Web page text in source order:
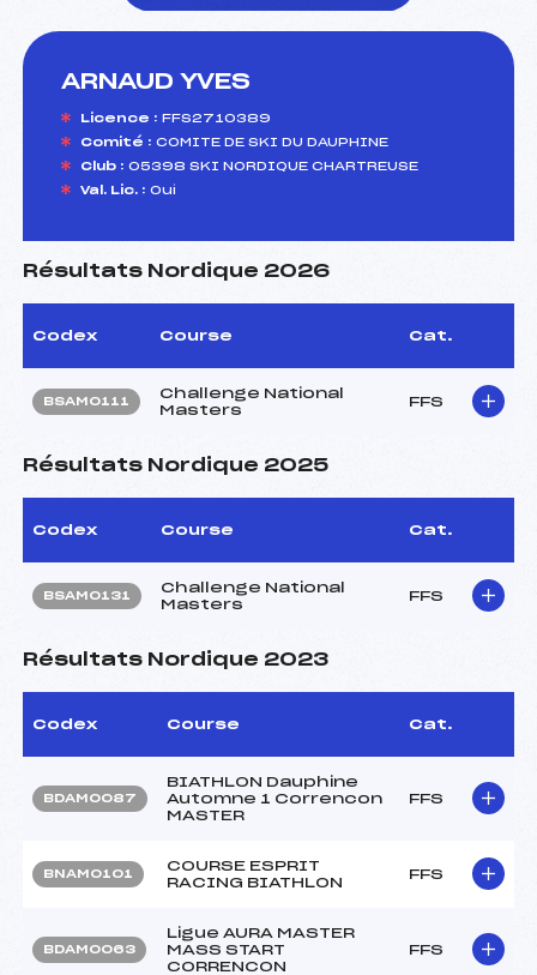
ARNAUD YVES
Licence : FFS2710389
Comité : COMITE DE SKI DU DAUPHINE
Club : 05398 SKI NORDIQUE CHARTREUSE
Val. Lic. : Oui
Résultats Nordique 2026
Codex Course Cat.
BSAM0111
Challenge National
Masters
FFS
Résultats Nordique 2025
Codex Course Cat.
BSAM0131
Challenge National
Masters
FFS
Résultats Nordique 2023
Codex Course Cat.
BDAM0087
BIATHLON Dauphine
Automne 1 Correncon
MASTER
FFS
BNAM0101
COURSE ESPRIT
RACING BIATHLON
FFS
BDAM0063
Ligue AURA MASTER
MASS START
CORRENCON
FFS